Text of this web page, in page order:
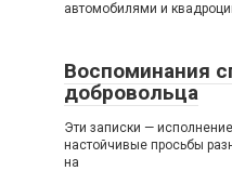
автомобилями и
Воспоминания
добровольца
Эти записки —
настойчивые просьбы
на